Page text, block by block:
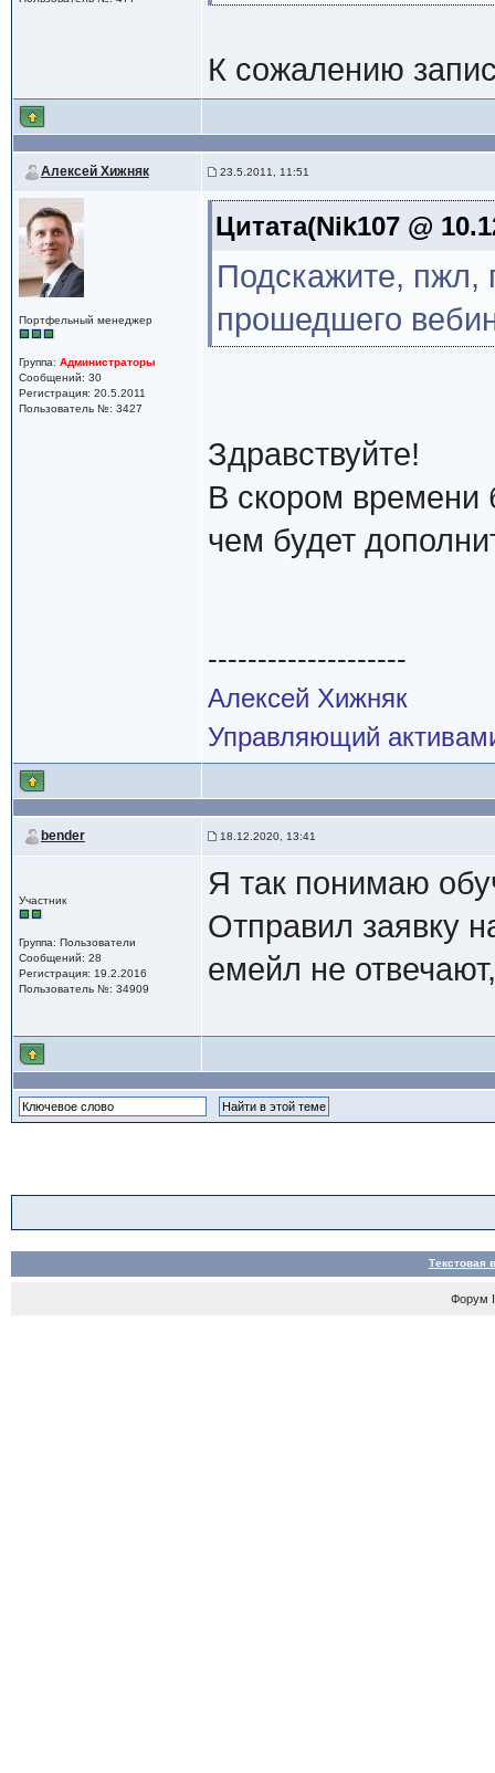
К сожалению
Алексей Хижняк 23.5.2011, 11:51
Портфельный менеджер
Группа: Администраторы
Сообщений: 30
Регистрация: 20.5.2011
Пользователь №: 3427
Цитата(Nik107 @
Подскажите, пжл,
прошедшего
Здравствуйте!
В скором времени
чем будет
--------------------
Алексей Хижняк
Управляющий
bender 18.12.2020, 13:41
Участник
Группа: Пользователи
Сообщений: 28
Регистрация: 19.2.2016
Пользователь №: 34909
Я так понимаю
Отправил заявку
емейл не
Текстовая
Форум